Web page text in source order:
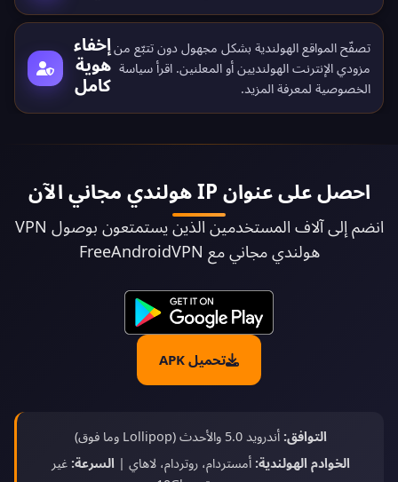
إخفاء
هوية
كامل
تصفّح المواقع الهولندية بشكل مجهول دون تتبّع من
مزودي الإنترنت الهولنديين أو المعلنين. اقرأ سياسة
الخصوصية لمعرفة المزيد.
احصل على عنوان IP هولندي مجاني الآن
انضم إلى آلاف المستخدمين الذين يستمتعون بوصول VPN
هولندي مجاني مع FreeAndroidVPN
تحميل APK
التوافق: أندرويد 5.0 والأحدث (Lollipop وما فوق)
الخوادم الهولندية: أمستردام، روتردام، لاهاي |السرعة: غير